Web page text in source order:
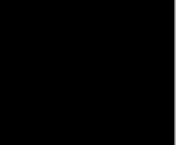
painter (u))
Wilfrid Shingleton))